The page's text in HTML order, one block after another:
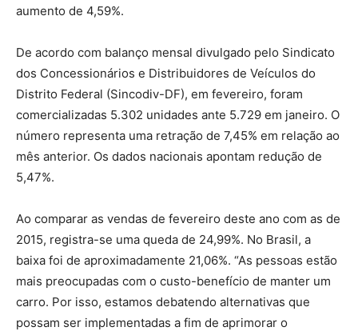
aumento de 4,59%.
De acordo com balanço mensal divulgado pelo Sindicato
dos Concessionários e Distribuidores de Veículos do
Distrito Federal (Sincodiv-DF), em fevereiro, foram
comercializadas 5.302 unidades ante 5.729 em janeiro. O
número representa uma retração de 7,45% em relação ao
mês anterior. Os dados nacionais apontam redução de
5,47%.
Ao comparar as vendas de fevereiro deste ano com as de
2015, registra-se uma queda de 24,99%. No Brasil, a
baixa foi de aproximadamente 21,06%. “As pessoas estão
mais preocupadas com o custo-benefício de manter um
carro. Por isso, estamos debatendo alternativas que
possam ser implementadas a fim de aprimorar o